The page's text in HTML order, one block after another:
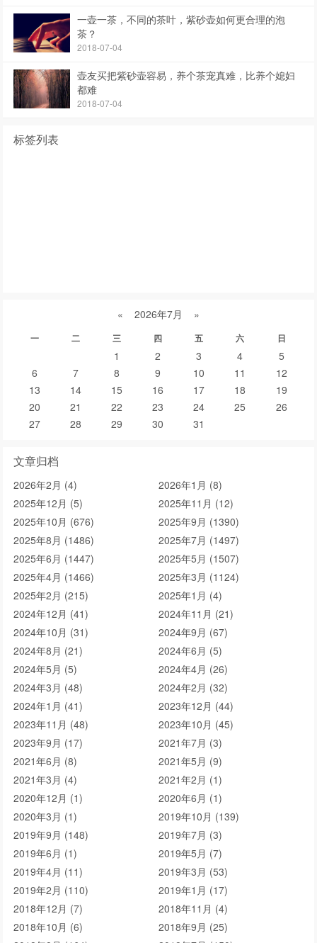
一壶一茶，不同的茶叶，紫砂壶如何更合理的泡
茶？
2018-07-04
壶友买把紫砂壶容易，养个茶宠真难，比养个媳妇
都难
2018-07-04
标签列表
« 2026年7月 »
一 二 三 四 五 六 日
1 2 3 4
5
6
7 8 9 10 11
12
13
14 15 16 17 18
19
20
21 22 23 24 25
26
27
28 29 30 31
文章归档
2026年2月 (4)
2026年1月 (8)
2025年12月 (5)
2025年11月 (12)
2025年10月 (676)
2025年9月 (1390)
2025年8月 (1486)
2025年7月 (1497)
2025年6月 (1447)
2025年5月 (1507)
2025年4月 (1466)
2025年3月 (1124)
2025年2月 (215)
2025年1月 (4)
2024年12月 (41)
2024年11月 (21)
2024年10月 (31)
2024年9月 (67)
2024年8月 (21)
2024年6月 (5)
2024年5月 (5)
2024年4月 (26)
2024年3月 (48)
2024年2月 (32)
2024年1月 (41)
2023年12月 (44)
2023年11月 (48)
2023年10月 (45)
2023年9月 (17)
2021年7月 (3)
2021年6月 (8)
2021年5月 (9)
2021年3月 (4)
2021年2月 (1)
2020年12月 (1)
2020年6月 (1)
2020年3月 (1)
2019年10月 (139)
2019年9月 (148)
2019年7月 (3)
2019年6月 (1)
2019年5月 (7)
2019年4月 (11)
2019年3月 (53)
2019年2月 (110)
2019年1月 (17)
2018年12月 (7)
2018年11月 (4)
2018年10月 (6)
2018年9月 (25)